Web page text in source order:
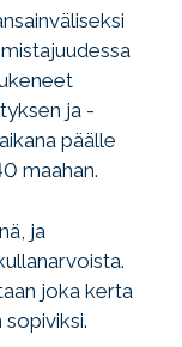
ja -
päälle
maahan.
ja
joka kerta
sopiviksi.